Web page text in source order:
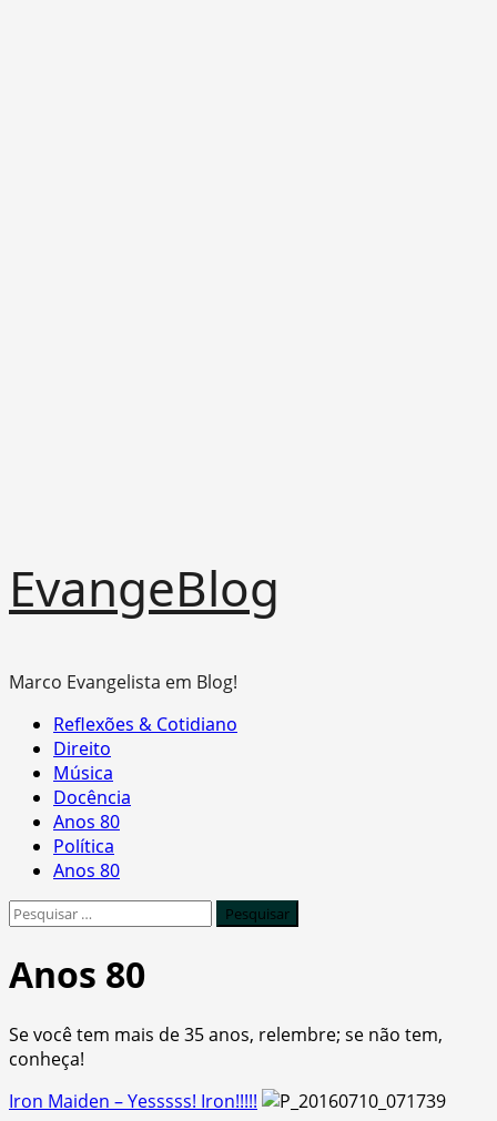
to
content
EvangeBlog
Marco Evangelista em Blog!
Primary
Menu
Reflexões & Cotidiano
Direito
Música
Docência
Anos 80
Política
Anos 80
Pesquisar
Anos 80
Se você tem mais de 35 anos, relembre; se não tem,
conheça!
Iron Maiden – Yesssss! Iron!!!!!